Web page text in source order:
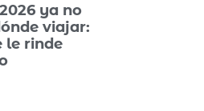
ya no
viajar:
le rinde